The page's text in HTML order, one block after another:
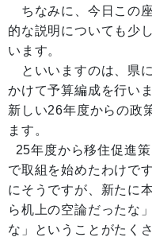
ちなみに、今日この
的な説明についても少
います。
といいますのは、県
かけて予算編成を行い
新しい26年度からの政
ます。
25年度から移住促進
で取組を始めたわけで
にそうですが、新たに
ら机上の空論だったな
な」ということがたく